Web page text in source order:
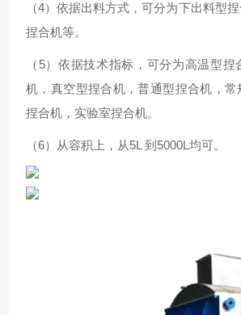
（4）依据出料方式，可分为下出料型
捏合机等。
（5）依据技术指标，可分为高温型
机，真空型捏合机，普通型捏合机，常
捏合机，实验室捏合机。
（6）从容积上，从5L 到5000L均可。